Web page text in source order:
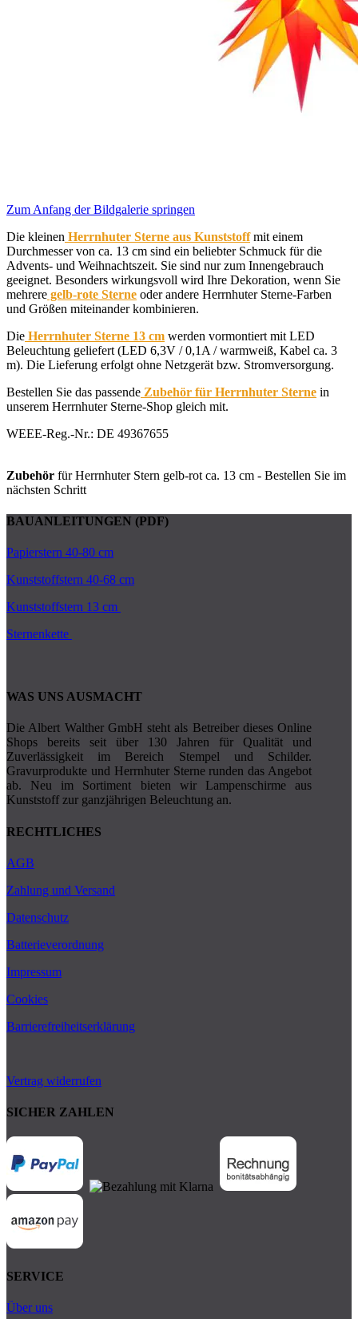
Zum Anfang der Bildgalerie springen
Die kleinen Herrnhuter Sterne aus Kunststoffmit einem
Durchmesser von ca. 13 cm sind ein beliebter Schmuck für die
Advents- und Weihnachtszeit. Sie sind nur zum Innengebrauch
geeignet. Besonders wirkungsvoll wird Ihre Dekoration, wenn Sie
mehrere gelb-rote Sterne oder andere Herrnhuter Sterne-Farben
und Größen miteinander kombinieren.
Die Herrnhuter Sterne 13 cm werden vormontiert mit LED
Beleuchtung geliefert (LED 6,3V / 0,1A / warmweiß, Kabel ca. 3
m). Die Lieferung erfolgt ohne Netzgerät bzw. Stromversorgung.
Bestellen Sie das passende Zubehör für Herrnhuter Sterne in
unserem Herrnhuter Sterne-Shop gleich mit.
WEEE-Reg.-Nr.: DE 49367655
Zubehör für Herrnhuter Stern gelb-rot ca. 13 cm - Bestellen Sie im
nächsten Schritt
BAUANLEITUNGEN (PDF)
Papierstern 40-80 cm
Kunststoffstern 40-68 cm
Kunststoffstern 13 cm
Sternenkette
WAS UNS AUSMACHT
Die Albert Walther GmbH steht als Betreiber dieses Online
Shops bereits seit über 130 Jahren für Qualität und
Zuverlässigkeit im Bereich Stempel und Schilder.
Gravurprodukte und Herrnhuter Sterne runden das Angebot
ab. Neu im Sortiment bieten wir Lampenschirme aus
Kunststoff zur ganzjährigen Beleuchtung an.
RECHTLICHES
AGB
Zahlung und Versand
Datenschutz
Batterieverordnung
Impressum
Cookies
Barrierefreiheitserklärung
Vertrag widerrufen
SICHER ZAHLEN
SERVICE
Über uns